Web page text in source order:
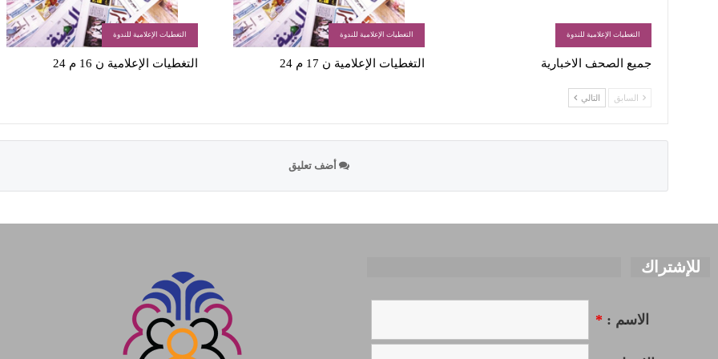
التغطيات الإعلامية للندوة
جميع الصحف الاخبارية
التغطيات الإعلامية للندوة
التغطيات الإعلامية ن 17 م 24
التغطيات الإعلامية للندوة
التغطيات الإعلامية ن 16 م 24
السابق التالي
أضف تعليق
للإشتراك
الاسم : *